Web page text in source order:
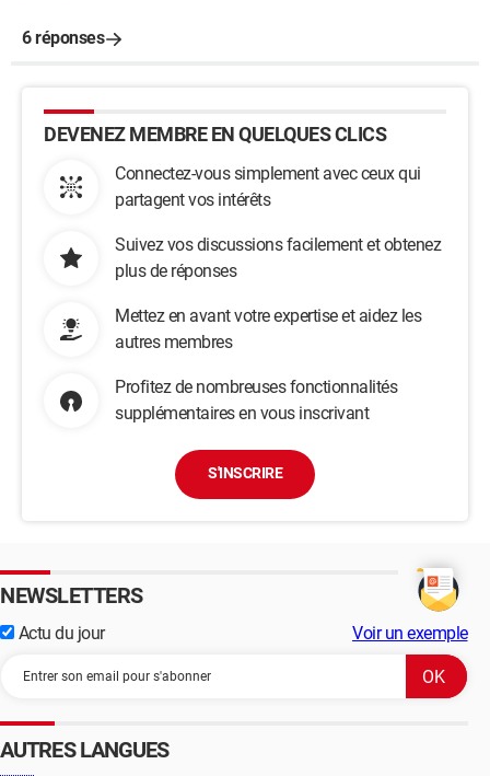
6 réponses
DEVENEZ MEMBRE EN QUELQUES CLICS
Connectez-vous simplement avec ceux qui
partagent vos intérêts
Suivez vos discussions facilement et obtenez
plus de réponses
Mettez en avant votre expertise et aidez les
autres membres
Profitez de nombreuses fonctionnalités
supplémentaires en vous inscrivant
S'INSCRIRE
NEWSLETTERS
Actu du jour Voir un exemple
AUTRES LANGUES